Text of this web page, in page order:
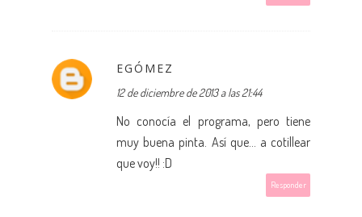
EGÓMEZ
12 de diciembre de 2013 a las 21:44
No conocía el programa, pero tiene
muy buena pinta. Así que... a cotillear
que voy!! :D
Responder